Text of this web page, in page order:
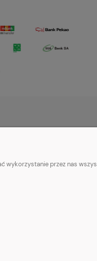
O firmie
wykorzystanie przez nas